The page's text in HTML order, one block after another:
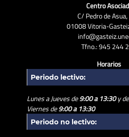
Centro
C/ Pedro de Asua,
01008 Vitoria-
Tfno.: 945 244
Horarios
Periodo lectivo:
Lunes a Jueves de9:00 a 13:30y de
Viernes de9:00 a 13:30
Periodo no lectivo: